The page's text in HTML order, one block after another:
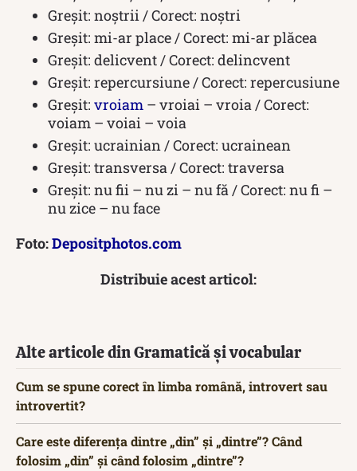
Greșit: noștrii / Corect: noștri
Greșit: mi-ar place / Corect: mi-ar plăcea
Greșit: delicvent / Corect: delincvent
Greșit: repercursiune / Corect: repercusiune
Greșit: vroiam – vroiai – vroia / Corect:
voiam – voiai – voia
Greșit: ucrainian / Corect: ucrainean
Greșit: transversa / Corect: traversa
Greșit: nu fii – nu zi – nu fă / Corect: nu fi –
nu zice – nu face
Foto:Depositphotos.com
Distribuie acest articol:
Alte articole din Gramatică și vocabular
Cum se spune corect în limba română, introvert sau
introvertit?
Care este diferența dintre „din” și „dintre”? Când
folosim „din” și când folosim „dintre”?